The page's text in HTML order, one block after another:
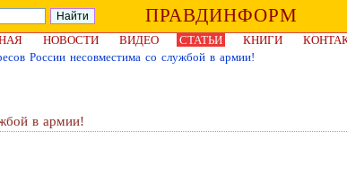
ПРАВДИНФОРМ
НОВОСТИ ВИДЕО СТАТЬИ КНИГИ
России несовместима со службой в армии!
в армии!